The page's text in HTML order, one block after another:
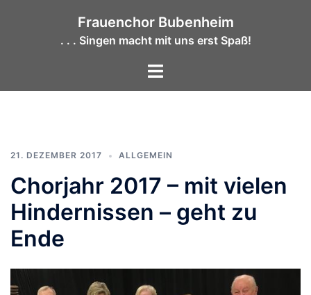
Frauenchor Bubenheim
. . . Singen macht mit uns erst Spaß!
Menü
21. DEZEMBER 2017 ALLGEMEIN
Chorjahr 2017 – mit vielen
Hindernissen – geht zu
Ende